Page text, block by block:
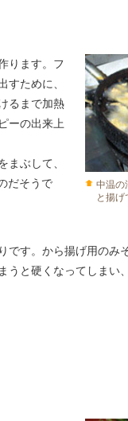
中温の
と揚げ
ります。フ
ために、
るまで加熱
ーの出来上
ぶして、
だそうで
す。から揚げ用のみ
うと硬くなってしまい